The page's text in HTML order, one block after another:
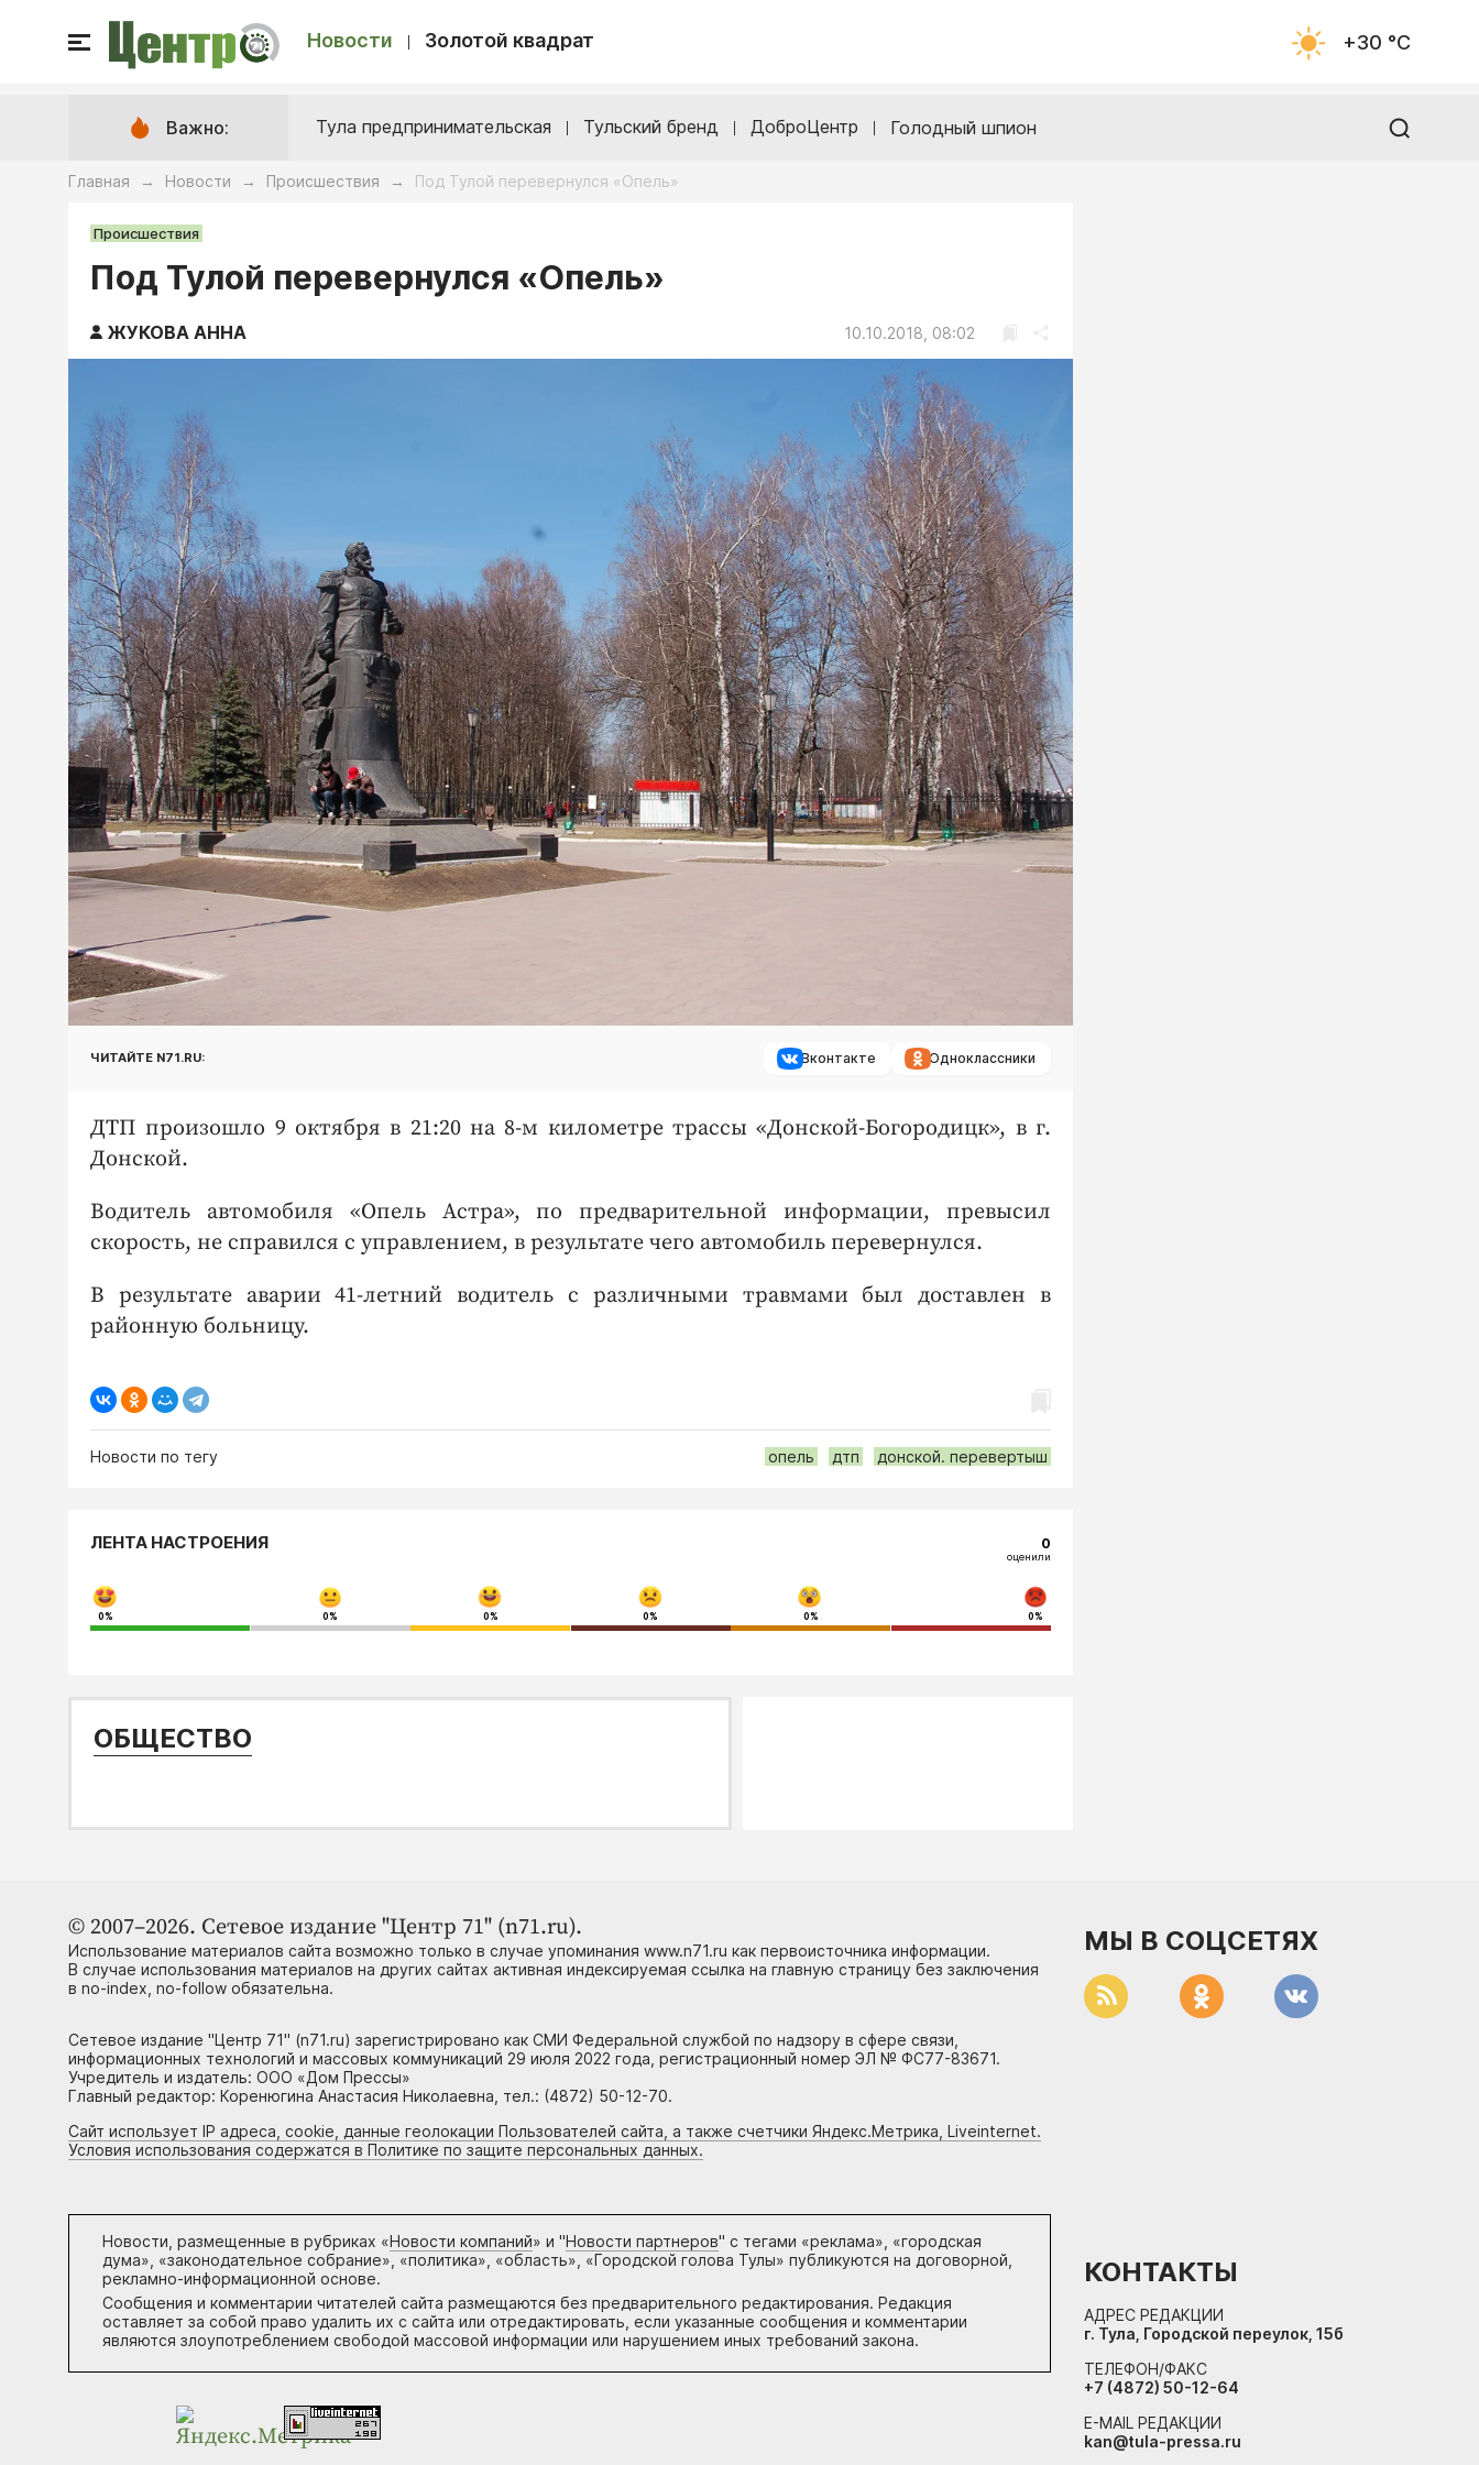
Новости Золотой квадрат +30 °С
Важно: Тула предпринимательская Тульский бренд ДоброЦентр Голодный шпион
Главная → Новости → Происшествия → Под Тулой перевернулся «Опель»
Происшествия
Под Тулой перевернулся «Опель»
ЖУКОВА АННА 10.10.2018, 08:02
ЧИТАЙТЕ N71.RU: Вконтакте Одноклассники
ДТП произошло 9 октября в 21:20 на 8-м километре трассы «Донской-Богородицк», в г.
Донской.
Водитель автомобиля «Опель Астра», по предварительной информации, превысил
скорость, не справился с управлением, в результате чего автомобиль перевернулся.
В результате аварии 41-летний водитель с различными травмами был доставлен в
районную больницу.
Новости по тегу опель дтп донской. перевертыш
ЛЕНТА НАСТРОЕНИЯ 0
оценили
0% 0% 0% 0% 0% 0%
ОБЩЕСТВО
© 2007–2026. Сетевое издание "Центр 71" (n71.ru).
Использование материалов сайта возможно только в случае упоминания www.n71.ru как первоисточника информации.
В случае использования материалов на других сайтах активная индексируемая ссылка на главную страницу без заключения
в no-index, no-follow обязательна.
Сетевое издание "Центр 71" (n71.ru) зарегистрировано как СМИ Федеральной службой по надзору в сфере связи,
информационных технологий и массовых коммуникаций 29 июля 2022 года, регистрационный номер ЭЛ № ФС77-83671.
Учредитель и издатель: ООО «Дом Прессы»
Главный редактор: Коренюгина Анастасия Николаевна, тел.: (4872) 50-12-70.
Сайт использует IP адреса, cookie, данные геолокации Пользователей сайта, а также счетчики Яндекс.Метрика, Liveinternet.
Условия использования содержатся в Политике по защите персональных данных.
Новости, размещенные в рубриках «Новости компаний» и "Новости партнеров" с тегами «реклама», «городская
дума», «законодательное собрание», «политика», «область», «Городской голова Тулы» публикуются на договорной,
рекламно-информационной основе.
Сообщения и комментарии читателей сайта размещаются без предварительного редактирования. Редакция
оставляет за собой право удалить их с сайта или отредактировать, если указанные сообщения и комментарии
являются злоупотреблением свободой массовой информации или нарушением иных требований закона.
МЫ В СОЦСЕТЯХ
КОНТАКТЫ
АДРЕС РЕДАКЦИИ
г. Тула, Городской переулок, 15б
ТЕЛЕФОН/ФАКС
+7 (4872) 50-12-64
E-MAIL РЕДАКЦИИ
kan@tula-pressa.ru